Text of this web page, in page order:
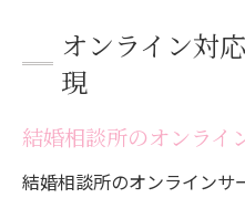
オンライン対
現
結婚相談所のオンライ
結婚相談所のオンラインサ